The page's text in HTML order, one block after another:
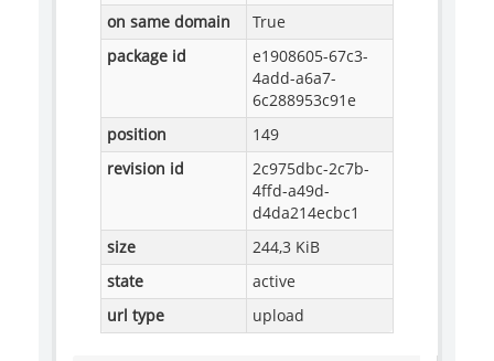
on same domain
True
package id
e1908605-67c3-
4add-a6a7-
6c288953c91e
position
149
revision id
2c975dbc-2c7b-
4ffd-a49d-
d4da214ecbc1
size
244,3 KiB
state
active
url type
upload